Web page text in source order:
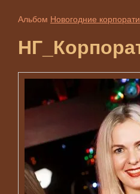
Альбом Новогодние